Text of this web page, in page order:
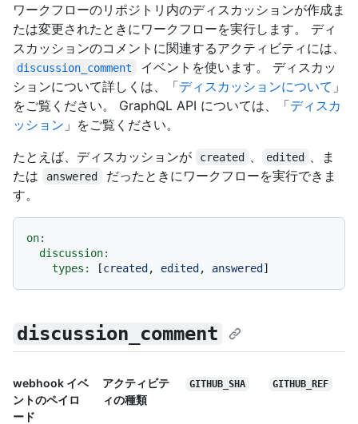
ワークフローのリポジトリ内のディスカッションが作成ま
たは変更されたときにワークフローを実行します。 ディ
スカッションのコメントに関連するアクティビティには、
discussion_comment
イベントを使います。 ディスカッ
ションについて詳しくは、「ディスカッションについて 」
をご覧ください。 GraphQL API については、「ディスカ
ッション 」をご覧ください。
たとえば、ディスカッションが
created edited
、ま
たは
answered
だったときにワークフローを実行できま
す。
on:
discussion:
types:
[created , edited , answered
discussion_comment
webhook イベ
ントのペイロ
ード
アクティビテ
ィの種類
GITHUB_SHA GITHUB_REF